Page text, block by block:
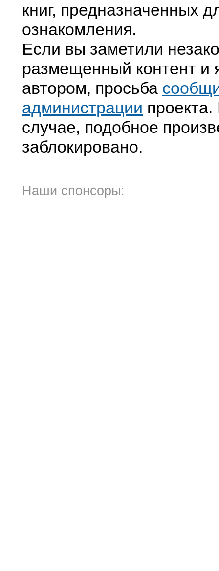
книг, предназначенных
ознакомления.
Если вы заметили
размещенный контент и
автором, просьба
администрации
случае, подобное
заблокировано.
Наши спонсоры: